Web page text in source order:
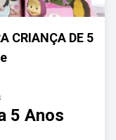
CRIANÇA DE 5
5 Anos